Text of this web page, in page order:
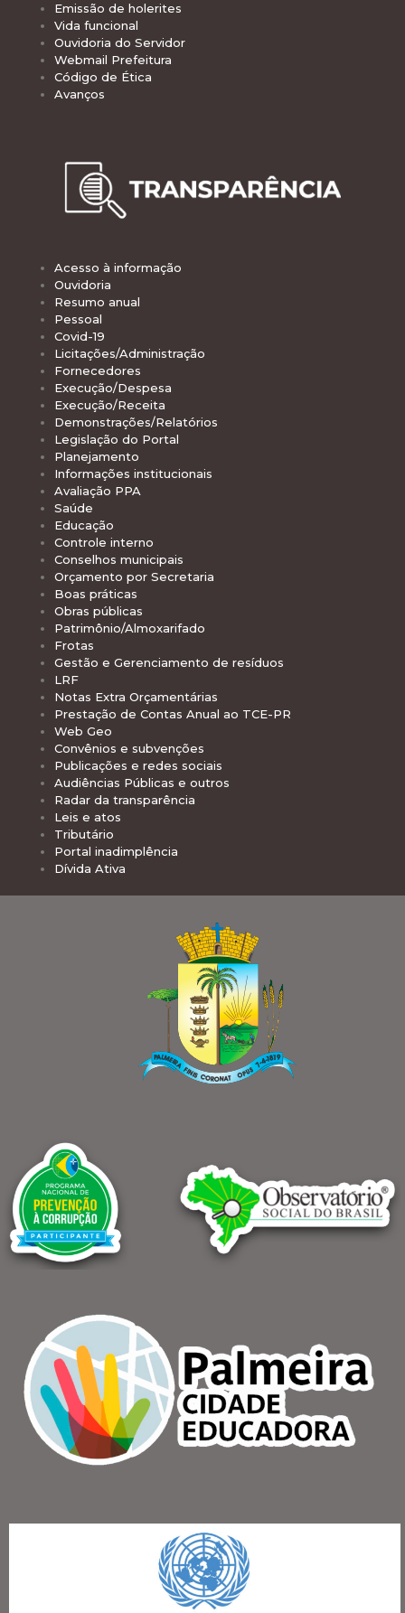
Emissão de holerites
Vida funcional
Ouvidoria do Servidor
Webmail Prefeitura
Código de Ética
Avanços
Acesso à informação
Ouvidoria
Resumo anual
Pessoal
Covid-19
Licitações/Administração
Fornecedores
Execução/Despesa
Execução/Receita
Demonstrações/Relatórios
Legislação do Portal
Planejamento
Informações institucionais
Avaliação PPA
Saúde
Educação
Controle interno
Conselhos municipais
Orçamento por Secretaria
Boas práticas
Obras públicas
Patrimônio/Almoxarifado
Frotas
Gestão e Gerenciamento de resíduos
LRF
Notas Extra Orçamentárias
Prestação de Contas Anual ao TCE-PR
Web Geo
Convênios e subvenções
Publicações e redes sociais
Audiências Públicas e outros
Radar da transparência
Leis e atos
Tributário
Portal inadimplência
Dívida Ativa